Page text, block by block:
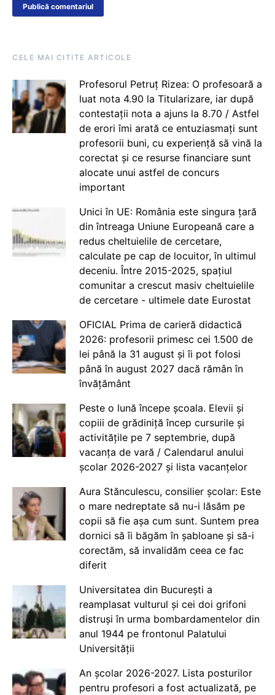
CELE MAI CITITE ARTICOLE
Profesorul Petruț Rizea: O profesoară a
luat nota 4.90 la Titularizare, iar după
contestații nota a ajuns la 8.70 / Astfel
de erori îmi arată ce entuziasmați sunt
profesorii buni, cu experiență să vină la
corectat și ce resurse financiare sunt
alocate unui astfel de concurs
important
Unici în UE: România este singura țară
din întreaga Uniune Europeană care a
redus cheltuielile de cercetare,
calculate pe cap de locuitor, în ultimul
deceniu. Între 2015-2025, spațiul
comunitar a crescut masiv cheltuielile
de cercetare - ultimele date Eurostat
OFICIAL Prima de carieră didactică
2026: profesorii primesc cei 1.500 de
lei până la 31 august și îi pot folosi
până în august 2027 dacă rămân în
învățământ
Peste o lună începe școala. Elevii și
copiii de grădiniță încep cursurile și
activitățile pe 7 septembrie, după
vacanța de vară / Calendarul anului
școlar 2026-2027 și lista vacanțelor
Aura Stănculescu, consilier școlar: Este
o mare nedreptate să nu-i lăsăm pe
copii să fie așa cum sunt. Suntem prea
dornici să îi băgăm în șabloane și să-i
corectăm, să invalidăm ceea ce fac
diferit
Universitatea din București a
reamplasat vulturul și cei doi grifoni
distruși în urma bombardamentelor din
anul 1944 pe frontonul Palatului
Universității
An școlar 2026-2027. Lista posturilor
pentru profesori a fost actualizată, pe